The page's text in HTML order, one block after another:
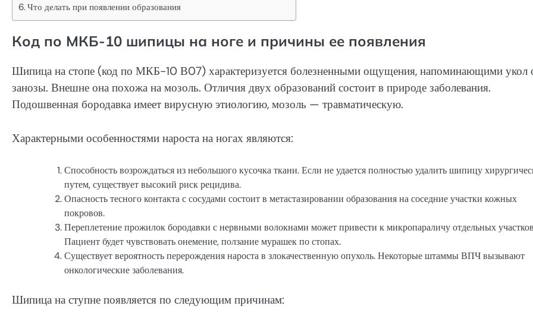
Что делать при появлении образования
Код по МКБ-10 шипицы на ноге и причины ее появления
Шипица на стопе (код по МКБ-10 В07) характеризуется болезненными ощущения, напоминающими укол
занозы. Внешне она похожа на мозоль. Отличия двух образований состоит в природе заболевания.
Подошвенная бородавка имеет вирусную этиологию, мозоль — травматическую.
Характерными особенностями нароста на ногах являются:
Способность возрождаться из небольшого кусочка ткани. Если не удается полностью удалить шипицу
путем, существует высокий риск рецидива.
Опасность тесного контакта с сосудами состоит в метастазировании образования на соседние участки кожных
покровов.
Переплетение прожилок бородавки с нервными волокнами может привести к микропараличу отдельных
Пациент будет чувствовать онемение, ползание мурашек по стопах.
Существует вероятность перерождения нароста в злокачественную опухоль. Некоторые штаммы ВПЧ вызывают
онкологические заболевания.
Шипица на ступне появляется по следующим причинам: